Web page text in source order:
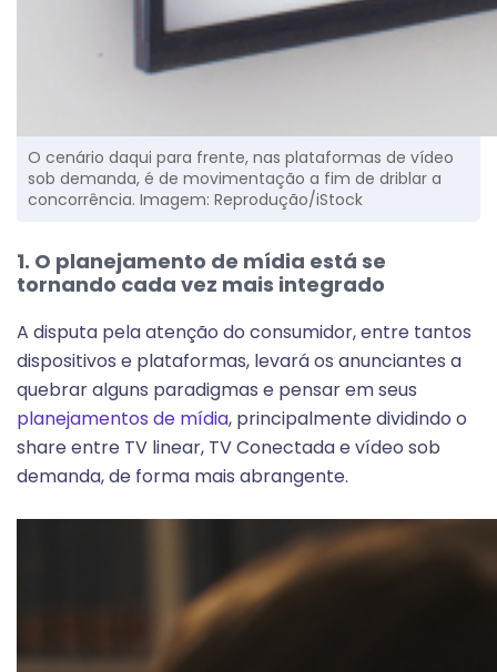
O cenário daqui para frente, nas plataformas de vídeo
sob demanda, é de movimentação a fim de driblar a
concorrência. Imagem: Reprodução/iStock
1. O planejamento de mídia está se
tornando cada vez mais integrado
A disputa pela atenção do consumidor, entre tantos
dispositivos e plataformas, levará os anunciantes a
quebrar alguns paradigmas e pensar em seus
planejamentos de mídia, principalmente dividindo o
share entre TV linear, TV Conectada e vídeo sob
demanda, de forma mais abrangente.